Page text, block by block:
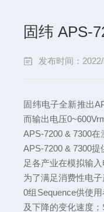
固纬 APS-
发布时间：2022/
固纬电子全新推出
而输出电压
APS-7200 & 7300
APS-7200 & 7300
足各产业在模拟输
为了满足消费性电
0组Sequence供使
及下降的变化速度